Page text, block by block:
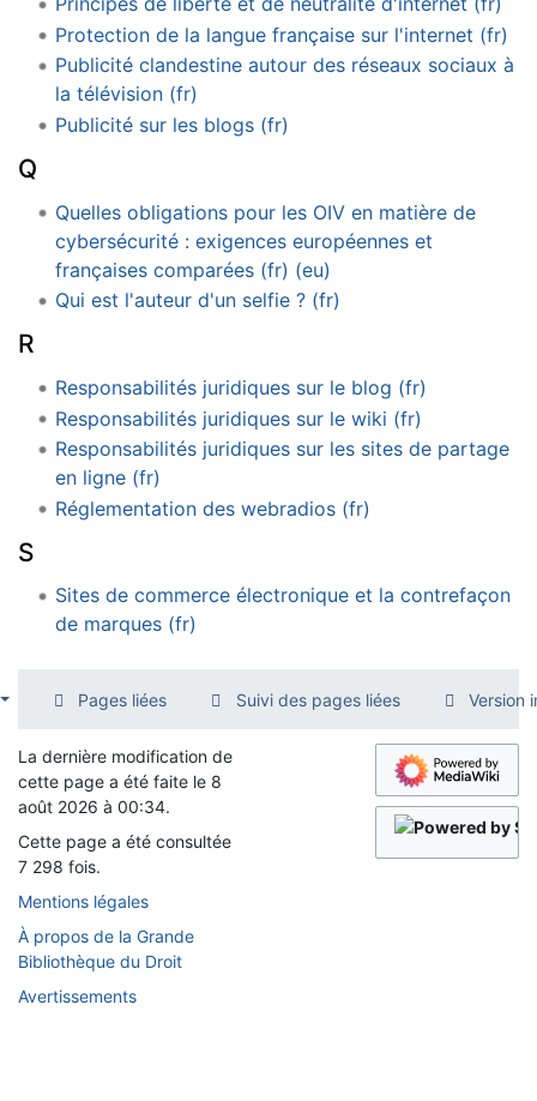
Protection de la langue française sur l'internet (fr)
Publicité clandestine autour des réseaux sociaux à
la télévision (fr)
Publicité sur les blogs (fr)
Q
Quelles obligations pour les OIV en matière de
cybersécurité : exigences européennes et
françaises comparées (fr) (eu)
Qui est l'auteur d'un selfie ? (fr)
R
Responsabilités juridiques sur le blog (fr)
Responsabilités juridiques sur le wiki (fr)
Responsabilités juridiques sur les sites de partage
en ligne (fr)
Réglementation des webradios (fr)
S
Sites de commerce électronique et la contrefaçon
de marques (fr)
Pages liées Suivi des pages liées Version
La dernière modification de
cette page a été faite le 8
août 2026 à 00:34.
Cette page a été consultée
7 298 fois.
Mentions légales
À propos de la Grande
Bibliothèque du Droit
Avertissements